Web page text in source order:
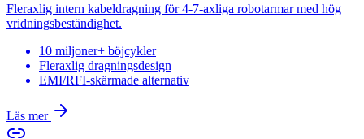
Fleraxlig intern kabeldragning för 4-7-axliga robotarmar med hög
vridningsbeständighet.
10 miljoner+ böjcykler
Fleraxlig dragningsdesign
EMI/RFI-skärmade alternativ
Läs mer